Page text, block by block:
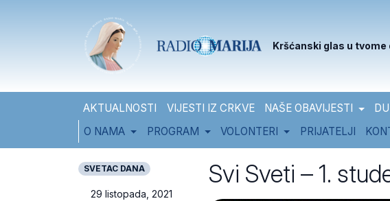
Kršćanski glas u tvome
AKTUALNOSTI VIJESTI IZ CRKVE NAŠE OBAVIJESTI
O NAMA
PROGRAM VOLONTERI PRIJATELJI
SVETAC DANA
29 listopada, 2021
Svi Sveti – 1.